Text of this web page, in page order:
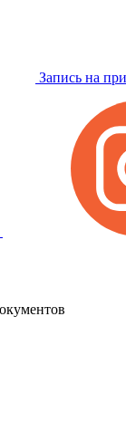
Запись на